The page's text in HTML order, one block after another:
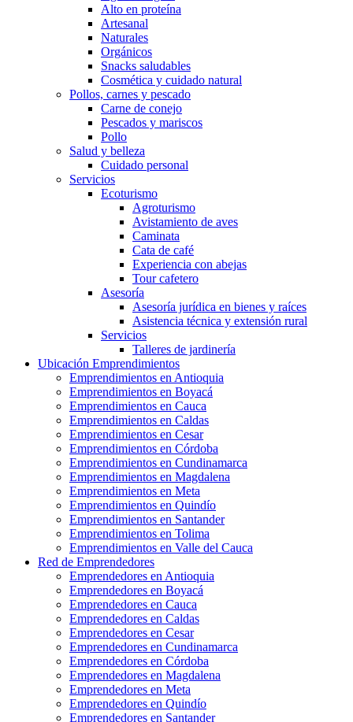
Alto en proteína
Artesanal
Naturales
Orgánicos
Snacks saludables
Cosmética y cuidado natural
Pollos, carnes y pescado
Carne de conejo
Pescados y mariscos
Pollo
Salud y belleza
Cuidado personal
Servicios
Ecoturismo
Agroturismo
Avistamiento de aves
Caminata
Cata de café
Experiencia con abejas
Tour cafetero
Asesoría
Asesoría jurídica en bienes y raíces
Asistencia técnica y extensión rural
Servicios
Talleres de jardinería
Ubicación Emprendimientos
Emprendimientos en Antioquia
Emprendimientos en Boyacá
Emprendimientos en Cauca
Emprendimientos en Caldas
Emprendimientos en Cesar
Emprendimientos en Córdoba
Emprendimientos en Cundinamarca
Emprendimientos en Magdalena
Emprendimientos en Meta
Emprendimientos en Quindío
Emprendimientos en Santander
Emprendimientos en Tolima
Emprendimientos en Valle del Cauca
Red de Emprendedores
Emprendedores en Antioquia
Emprendedores en Boyacá
Emprendedores en Cauca
Emprendedores en Caldas
Emprendedores en Cesar
Emprendedores en Cundinamarca
Emprendedores en Córdoba
Emprendedores en Magdalena
Emprendedores en Meta
Emprendedores en Quindío
Emprendedores en Santander